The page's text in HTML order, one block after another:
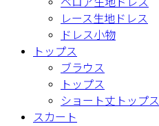
レース生地ドレス
ドレス小物
トップス
ブラウス
トップス
ショート丈トップス
スカート